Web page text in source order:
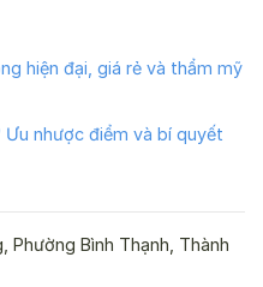
hiện đại, giá rẻ và thẩm mỹ
nhược điểm và bí quyết
Phường Bình Thạnh, Thành